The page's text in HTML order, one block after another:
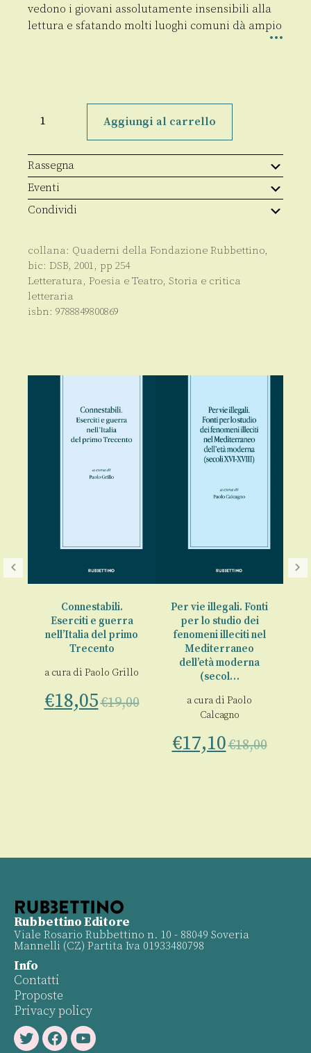
vedono i giovani assolutamente insensibili alla
lettura e sfatando molti luoghi comuni dà ampio
quantità
Aggiungi al carrello
Rassegna
Eventi
Condividi
collana: Quaderni della Fondazione Rubbettino,
bic: DSB, 2001, pp 254
Letteratura, Poesia e Teatro, Storia e critica
letteraria
isbn: 9788849800869
Connestabili.
Eserciti e guerra
nell’Italia del primo
Trecento
a cura di Paolo Grillo
€18,05€19,00
Per vie illegali. Fonti
per lo studio dei
fenomeni illeciti nel
Mediterraneo
dell’età moderna
(secol…
a cura di Paolo
Calcagno
€17,10€18,00
Rubbettino Editore
Viale Rosario Rubbettino n. 10 - 88049 Soveria
Mannelli (CZ) Partita Iva 01933480798
Info
Contatti
Proposte
Privacy policy
TwitterFacebookYoutube